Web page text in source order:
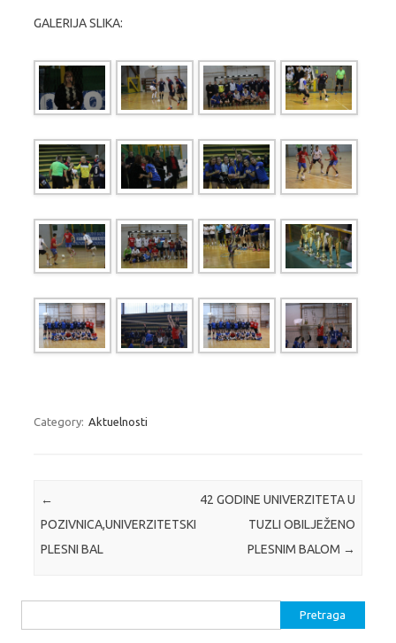
GALERIJA SLIKA:
Category: Aktuelnosti
Post navigation
←
POZIVNICA,UNIVERZITETSKI
PLESNI BAL
42 GODINE UNIVERZITETA U
TUZLI OBILJEŽENO
PLESNIM BALOM →